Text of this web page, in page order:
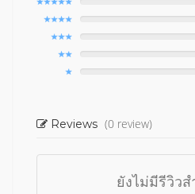
Reviews (0 review)
ยังไม่มีรีวิวส